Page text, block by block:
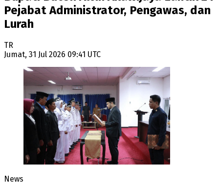
Pejabat Administrator, Pengawas, dan
Lurah
TR
Jumat, 31 Jul 2026 09:41 UTC
News